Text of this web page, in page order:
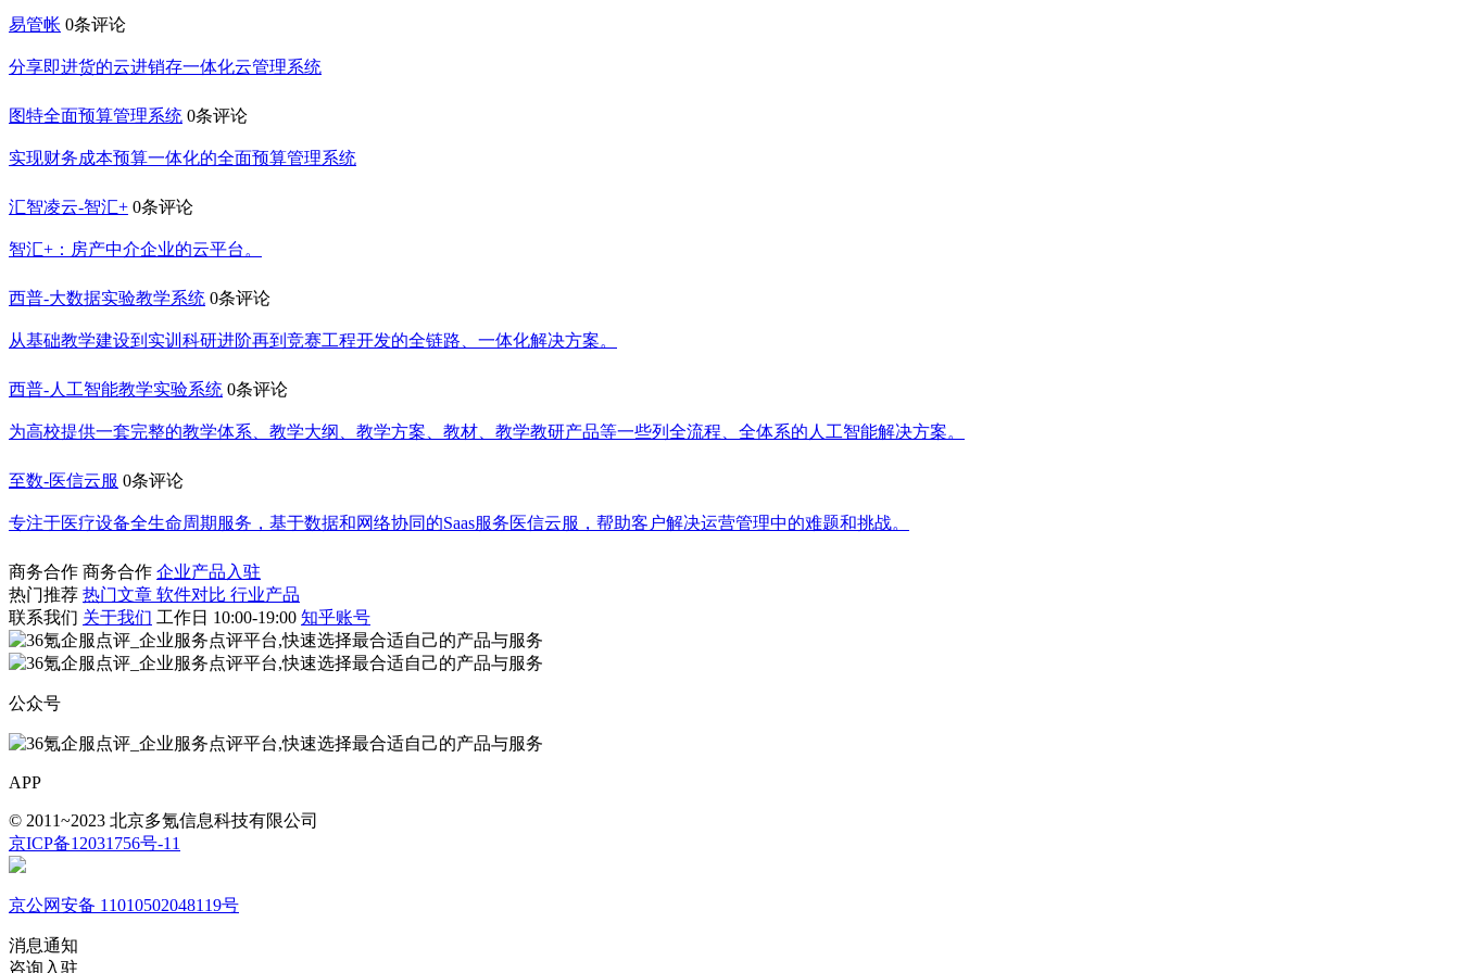
易管帐 0条评论
分享即进货的云进销存一体化云管理系统
图特全面预算管理系统 0条评论
实现财务成本预算一体化的全面预算管理系统
汇智凌云-智汇+ 0条评论
智汇+：房产中介企业的云平台。
西普-大数据实验教学系统 0条评论
从基础教学建设到实训科研进阶再到竞赛工程开发的全链路、一体化解决方案。
西普-人工智能教学实验系统 0条评论
为高校提供一套完整的教学体系、教学大纲、教学方案、教材、教学教研产品等一些列全流程、全体系的人工智能解决方案。
至数-医信云服 0条评论
专注于医疗设备全生命周期服务，基于数据和网络协同的Saas服务医信云服，帮助客户解决运营管理中的难题和挑战。
商务合作 商务合作 企业产品入驻
热门推荐 热门文章 软件对比 行业产品
联系我们 关于我们 工作日 10:00-19:00 知乎账号
公众号
APP
© 2011~2023 北京多氪信息科技有限公司
京ICP备12031756号-11
京公网安备 11010502048119号
消息通知
咨询入驻